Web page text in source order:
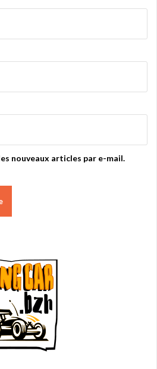
nouveaux articles par e-mail.